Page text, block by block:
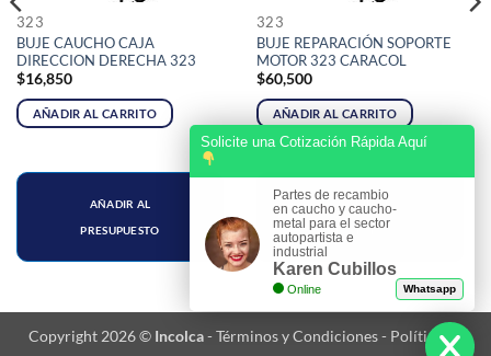
323
BUJE CAUCHO CAJA
DIRECCION DERECHA 323
$16,850
AÑADIR AL CARRITO
AÑADIR AL
PRESUPUESTO
323
BUJE REPARACIÓN SOPORTE
MOTOR 323 CARACOL
$60,500
AÑADIR AL CARRITO
AÑADIR AL
PRESUPUESTO
Copyright 2026 © Incolca- Términos y Condiciones- Política de
Solicite una Cotización Rápida Aquí
Partes de recambio
en caucho y caucho-
metal para el sector
autopartista e
industrial
Karen Cubillos
Online Whatsapp